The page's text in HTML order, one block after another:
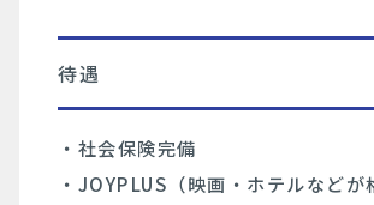
待遇
・社会保険完備
・JOYPLUS（映画・ホテルなどが